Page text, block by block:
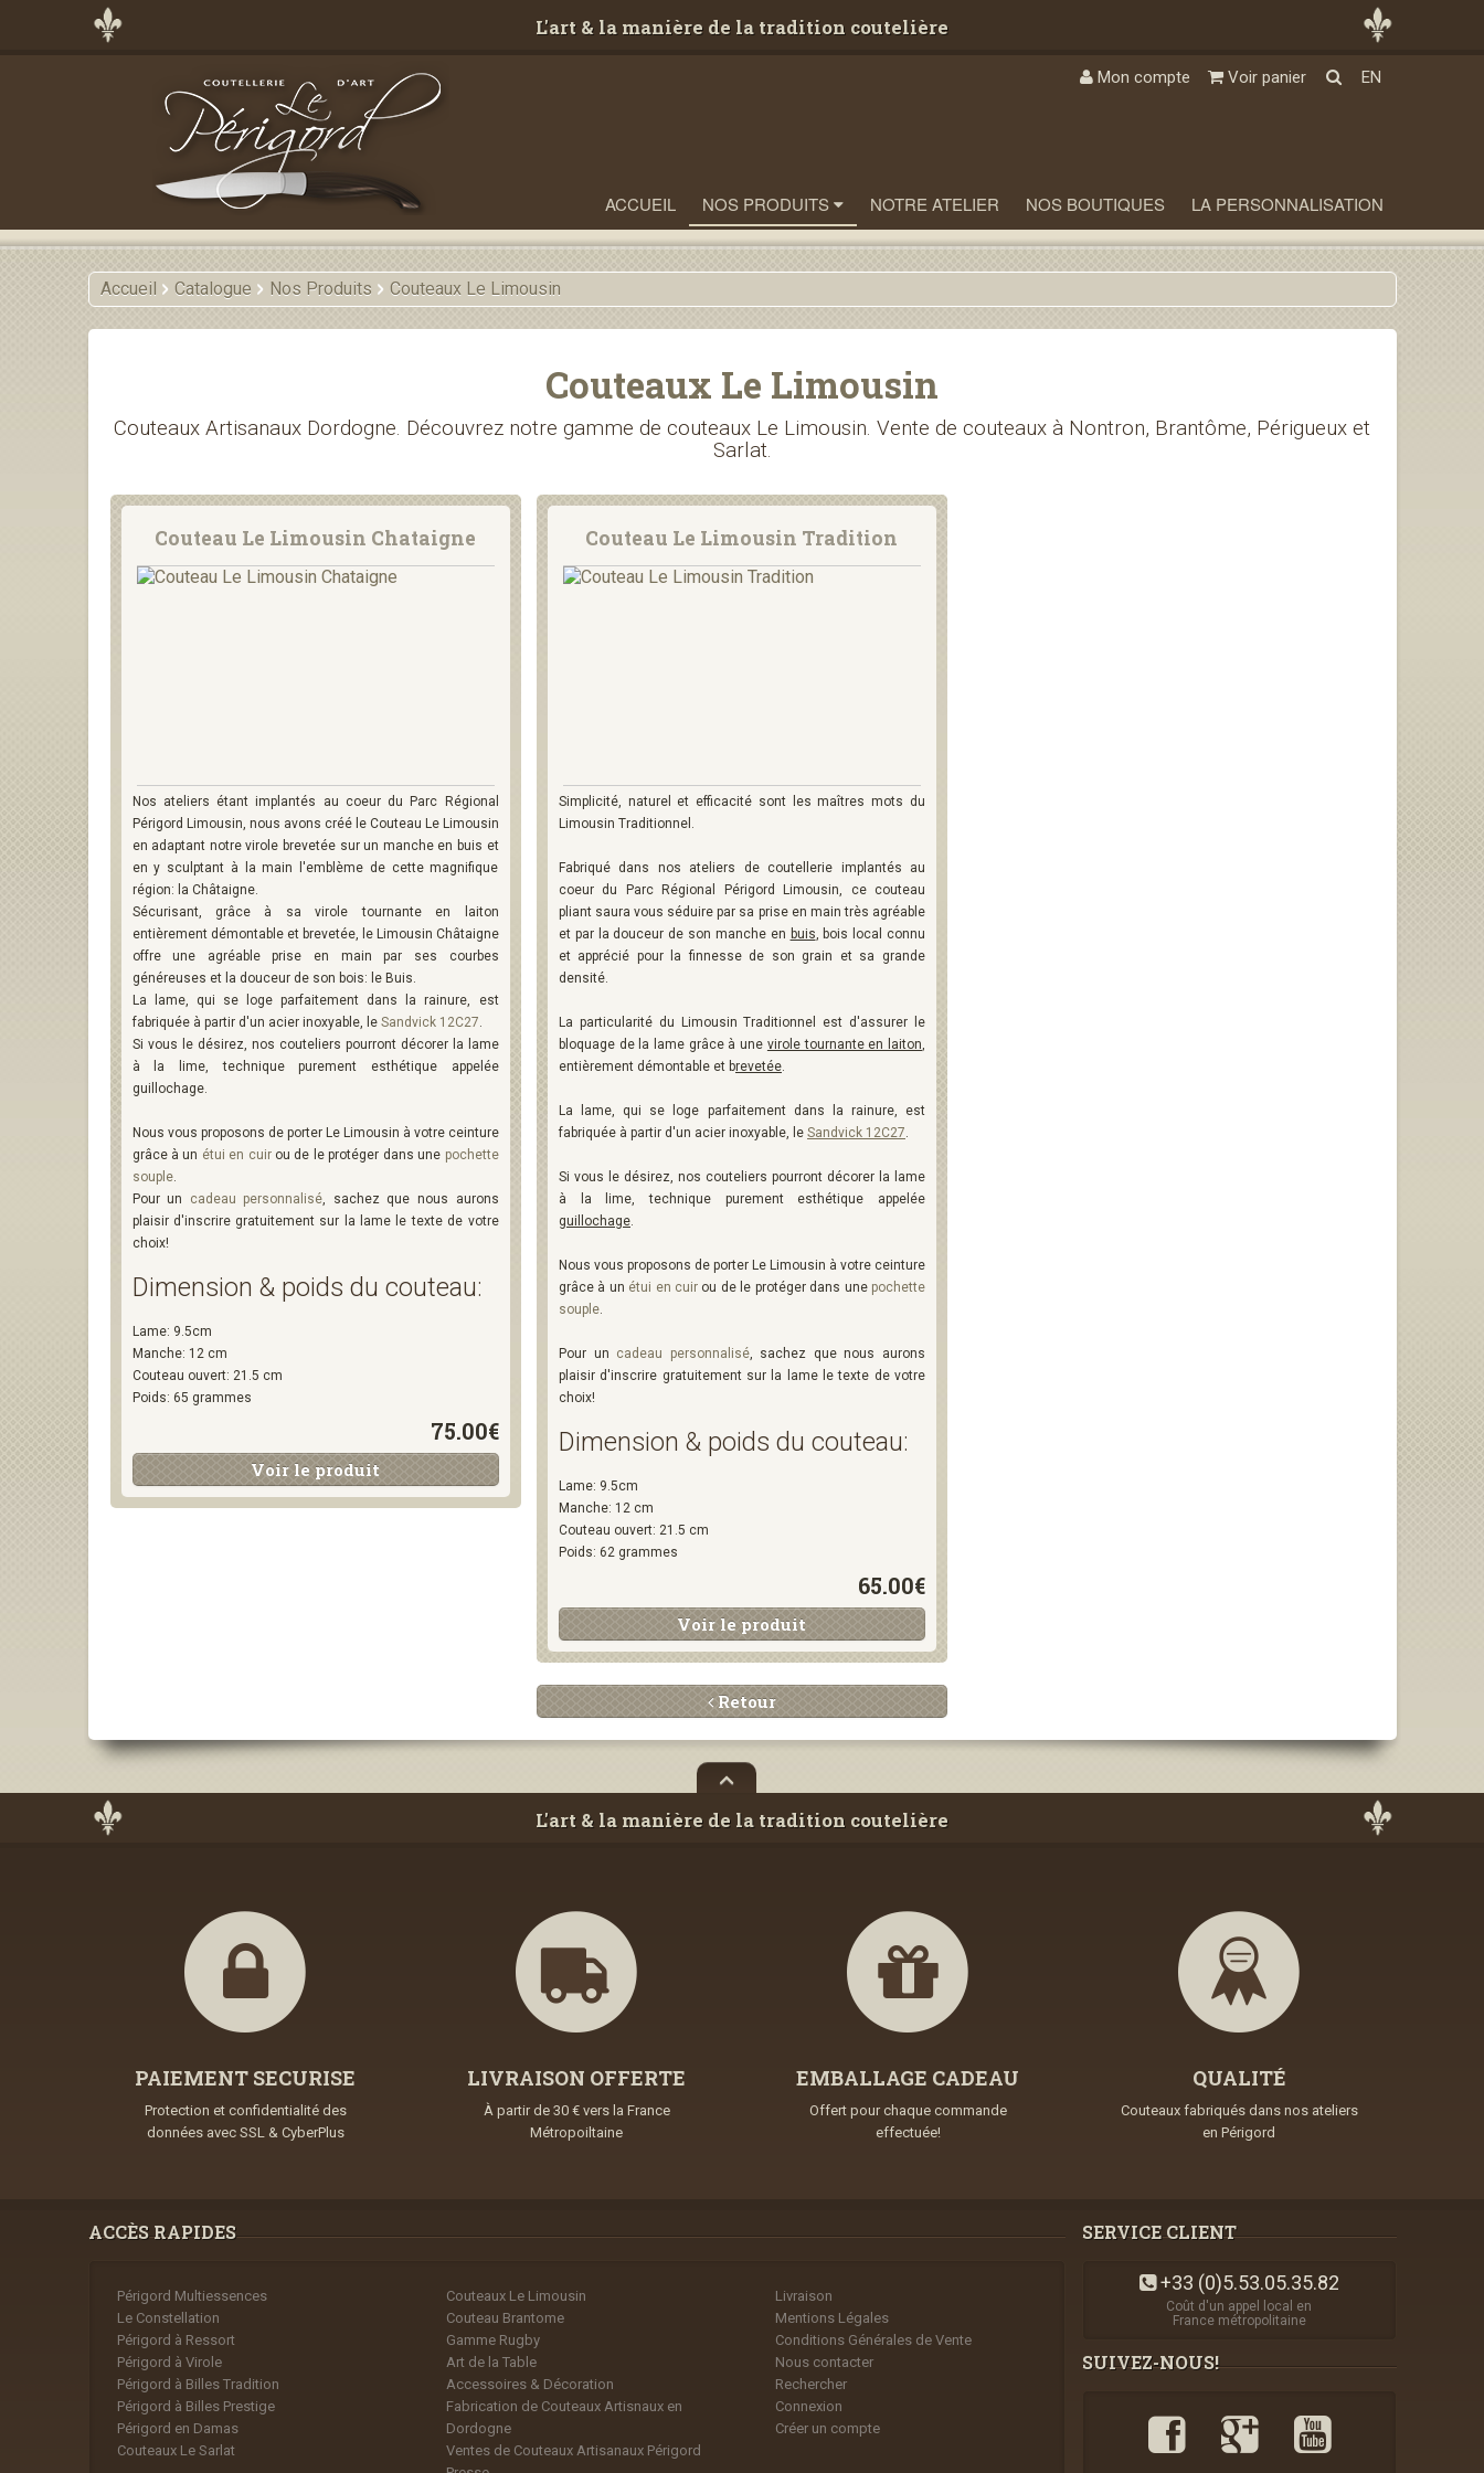
L'art & la manière de la tradition coutelière
EN
Mon compte Voir panier
ACCUEIL NOS PRODUITS NOTRE ATELIER NOS BOUTIQUES LA PERSONNALISATION
Accueil Catalogue Nos Produits Couteaux Le Limousin
Couteaux Le Limousin
Couteaux Artisanaux Dordogne. Découvrez notre gamme de couteaux Le Limousin. Vente de couteaux à Nontron, Brantôme, Périgueux et
Sarlat.
Couteau Le Limousin Chataigne
Nos ateliers étant implantés au coeur du Parc Régional
Périgord Limousin, nous avons créé le Couteau Le Limousin
en adaptant notre virole brevetée sur un manche en buis et
en y sculptant à la main l'emblème de cette magnifique
région: la Châtaigne.
Sécurisant, grâce à sa virole tournante en laiton
entièrement démontable et brevetée, le Limousin Châtaigne
offre une agréable prise en main par ses courbes
généreuses et la douceur de son bois: le Buis.
La lame, qui se loge parfaitement dans la rainure, est
fabriquée à partir d'un acier inoxyable, le Sandvick 12C27.
Si vous le désirez, nos couteliers pourront décorer la lame
à la lime, technique purement esthétique appelée
guillochage.
Nous vous proposons de porter Le Limousin à votre ceinture
grâce à un étui en cuirou de le protéger dans une pochette
souple.
Pour un cadeau personnalisé, sachez que nous aurons
plaisir d'inscrire gratuitement sur la lame le texte de votre
choix!
Dimension & poids du couteau:
Lame: 9.5cm
Manche: 12 cm
Couteau ouvert: 21.5 cm
Poids: 65 grammes
75.00€
Voir le produit
Couteau Le Limousin Tradition
Simplicité, naturel et efficacité sont les maîtres mots du
Limousin Traditionnel.
Fabriqué dans nos ateliers de coutellerie implantés au
coeur du Parc Régional Périgord Limousin, ce couteau
pliant saura vous séduire par sa prise en main très agréable
et par la douceur de son manche en buis, bois local connu
et apprécié pour la finnesse de son grain et sa grande
densité.
La particularité du Limousin Traditionnel est d'assurer le
bloquage de la lame grâce à une virole tournante en laiton,
entièrement démontable et brevetée.
La lame, qui se loge parfaitement dans la rainure, est
fabriquée à partir d'un acier inoxyable, le Sandvick 12C27.
Si vous le désirez, nos couteliers pourront décorer la lame
à la lime, technique purement esthétique appelée
guillochage.
Nous vous proposons de porter Le Limousin à votre ceinture
grâce à un étui en cuir ou de le protéger dans une pochette
souple.
Pour un cadeau personnalisé, sachez que nous aurons
plaisir d'inscrire gratuitement sur la lame le texte de votre
choix!
Dimension & poids du couteau:
Lame: 9.5cm
Manche: 12 cm
Couteau ouvert: 21.5 cm
Poids: 62 grammes
65.00€
Voir le produit
Retour
L'art & la manière de la tradition coutelière
PAIEMENT SECURISE
Protection et confidentialité des
données avec SSL & CyberPlus
LIVRAISON OFFERTE
À partir de 30 € vers la France
Métropoiltaine
EMBALLAGE CADEAU
Offert pour chaque commande
effectuée!
QUALITÉ
Couteaux fabriqués dans nos ateliers
en Périgord
ACCÈS RAPIDES
Périgord Multiessences
Le Constellation
Périgord à Ressort
Périgord à Virole
Périgord à Billes Tradition
Périgord à Billes Prestige
Périgord en Damas
Couteaux Le Sarlat
Couteaux Le Limousin
Couteau Brantome
Gamme Rugby
Art de la Table
Accessoires & Décoration
Fabrication de Couteaux Artisnaux en
Dordogne
Ventes de Couteaux Artisanaux Périgord
Livraison
Mentions Légales
Conditions Générales de Vente
Nous contacter
Rechercher
Connexion
Créer un compte
SERVICE CLIENT
+33 (0)5.53.05.35.82
Coût d'un appel local en
France métropolitaine
SUIVEZ-NOUS!